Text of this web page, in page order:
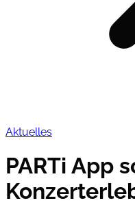
Aktuelles
PARTi App